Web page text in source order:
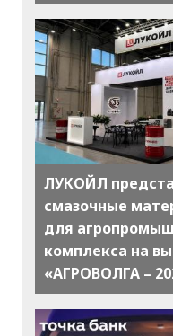
ЛУКОЙЛ
смазочные
для
комплекса на
«АГРОВОЛГА –